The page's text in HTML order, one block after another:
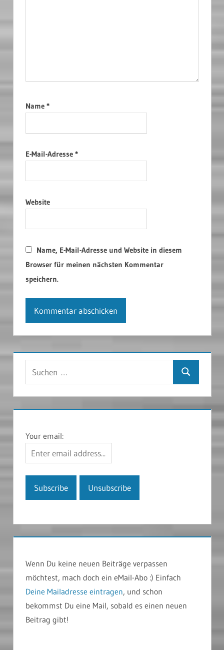
Name *
E-Mail-Adresse *
Website
Name, E-Mail-Adresse und Website in diesem
Browser für meinen nächsten Kommentar
speichern.
Suchen
Your email:
Wenn Du keine neuen Beiträge verpassen
möchtest, mach doch ein eMail-Abo :) Einfach
Deine Mailadresse eintragen, und schon
bekommst Du eine Mail, sobald es einen neuen
Beitrag gibt!